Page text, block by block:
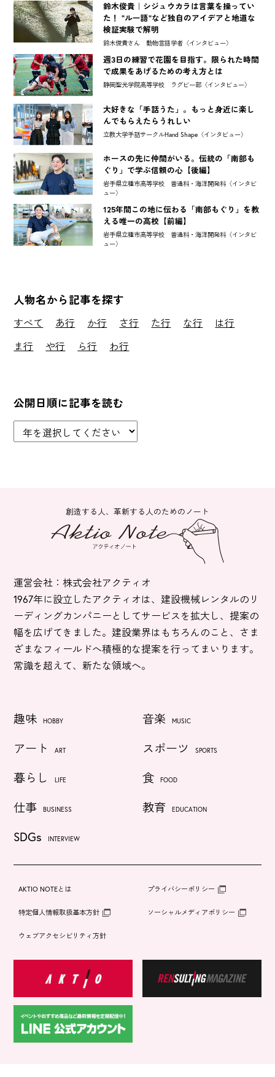
鈴木俊貴｜シジュウカラは言葉を操ってい
た！ "ルー語"など独自のアイデアと地道な
検証実験で解明
鈴木俊貴さん 動物言語学者〈インタビュー〉
週3日の練習で花園を目指す。限られた時間
で成果をあげるための考え方とは
静岡聖光学院高等学校 ラグビー部〈インタビュー〉
大好きな「手話うた」。もっと身近に楽し
んでもらえたらうれしい
立教大学手話サークルHand Shape〈インタビュー〉
ホースの先に仲間がいる。伝統の「南部も
ぐり」で学ぶ信頼の心【後編】
岩手県立種市高等学校 普通科・海洋開発科〈インタビ
ュー〉
125年間この地に伝わる「南部もぐり」を教
える唯一の高校【前編】
岩手県立種市高等学校 普通科・海洋開発科〈インタビ
ュー〉
人物名から記事を探す
すべて あ行 か行 さ行 た行 な行
は行
ま行
や行 ら行 わ行
公開日順に記事を読む
創造する人、革新する人のためのノート
運営会社：株式会社アクティオ
1967年に設立したアクティオは、建設機械レンタルのリ
ーディングカンパニーとしてサービスを拡大し、提案の
幅を広げてきました。建設業界はもちろんのこと、さま
ざまなフィールドへ積極的な提案を行ってまいります。
常識を超えて、新たな領域へ。
趣味 HOBBY 音楽 MUSIC
アート ART スポーツ SPORTS
暮らし LIFE 食 FOOD
仕事 BUSINESS 教育 EDUCATION
SDGs INTERVIEW
AKTIO NOTEとは プライバシーポリシー
特定個人情報取扱基本方針 ソーシャルメディアポリシー
ウェブアクセシビリティ方針